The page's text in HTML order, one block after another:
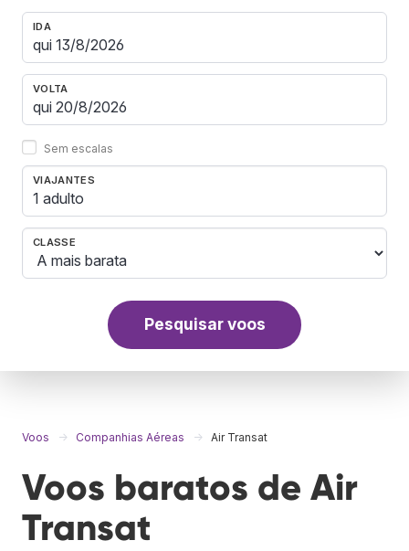
IDA
VOLTA
Sem escalas
VIAJANTES
1 adulto
CLASSE
Pesquisar voos
Voos Companhias Aéreas Air Transat
Voos baratos de Air
Transat